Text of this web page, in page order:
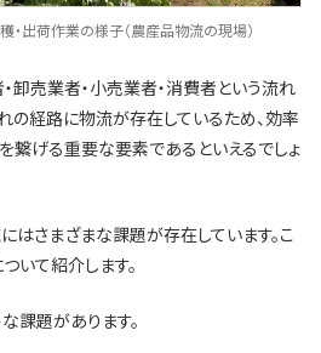
作業の様子（農産品物流の現場）
卸売業者・小売業者・消費者という流れ
の経路に物流が存在しているため、効率
繋げる重要な要素であるといえるでしょ
はさまざまな課題が存在しています。こ
いて紹介します。
課題があります。